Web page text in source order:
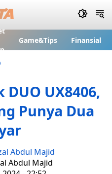
Game&Tips Finansial
DUO UX8406,
Punya Dua
Abdul Majid
Abdul Majid